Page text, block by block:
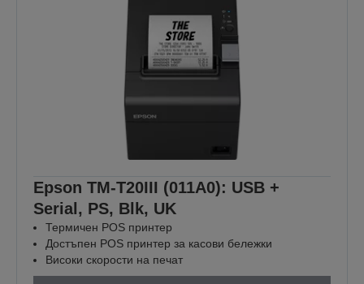
Epson TM-T20III (011A0): USB +
Serial, PS, Blk, UK
Термичен POS принтер
Достъпен POS принтер за касови бележки
Високи скорости на печат